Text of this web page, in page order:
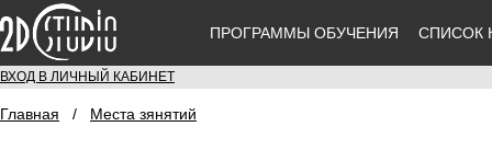
ПРОГРАММЫ ОБУЧЕНИЯ СПИСОК
ВХОД В ЛИЧНЫЙ КАБИНЕТ
Главная / Места зянятий